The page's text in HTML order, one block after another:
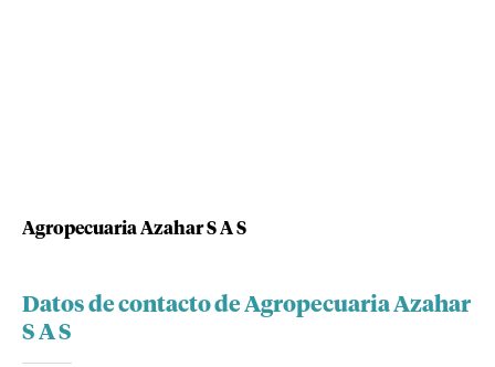
Agropecuaria Azahar S A S
Datos de contacto de Agropecuaria Azahar
S A S